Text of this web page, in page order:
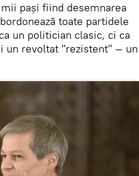
pași fiind desemnarea
toate partidele
un politician clasic, ci ca
un revoltat "rezistent" — un